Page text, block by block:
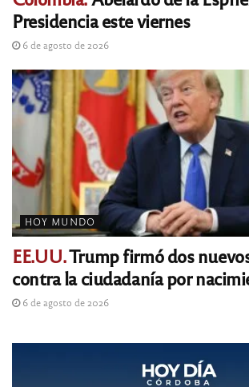
Presidencia este viernes
6 de agosto de 2026
HOY MUNDO
EE.UU.Trump firmó dos
contra la ciudadanía por
6 de agosto de 2026